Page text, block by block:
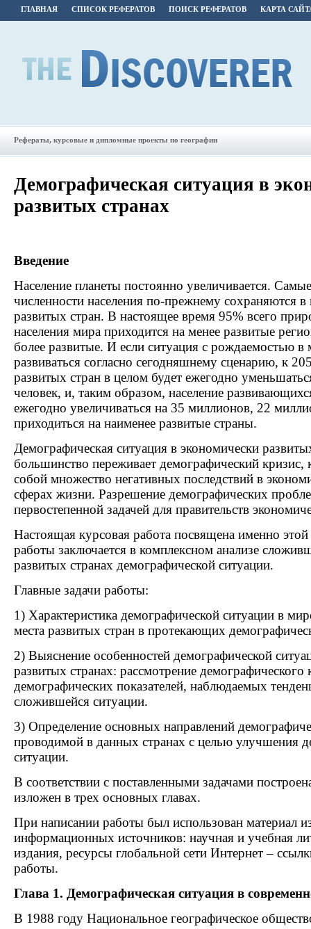
ГЛАВНАЯ СПИСОК РЕФЕРАТОВ ПОИСК РЕФЕРАТОВ КАРТА
Рефераты, курсовые и дипломные проекты по географии
Демографическая ситуация в
развитых странах
Введение
Население планеты постоянно увеличивается.
численности населения по-прежнему сохраняются
развитых стран. В настоящее время 95% всего
населения мира приходится на менее развитые
более развитые. И если ситуация с рождаемостью
развиваться согласно сегодняшнему сценарию, к
развитых стран в целом будет ежегодно
человек, и, таким образом, население
ежегодно увеличиваться на 35 миллионов, 22
приходиться на наименее развитые страны.
Демографическая ситуация в экономически
большинство переживает демографический
собой множество негативных последствий в
сферах жизни. Разрешение демографических
первостепенной задачей для правительств
Настоящая курсовая работа посвящена именно
работы заключается в комплексном анализе
развитых странах демографической ситуации.
Главные задачи работы:
1) Характеристика демографической ситуации в
места развитых стран в протекающих
2) Выяснение особенностей демографической
развитых странах: рассмотрение
демографических показателей, наблюдаемых
сложившейся ситуации.
3) Определение основных направлений
проводимой в данных странах с целью улучшения
ситуации.
В соответствии с поставленными задачами
изложен в трех основных главах.
При написании работы был использован материал
информационных источников: научная и учебная
издания, ресурсы глобальной сети Интернет –
работы.
Глава 1. Демографическая ситуация в
В 1988 году Национальное географическое